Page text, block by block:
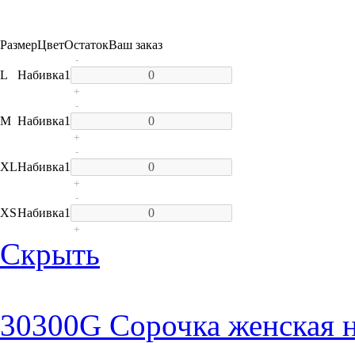
РазмерЦветОстатокВаш заказ
L Набивка1
-
+
M Набивка1
-
+
XLНабивка1
-
+
XSНабивка1
-
+
Скрыть
30300G Сорочка женская